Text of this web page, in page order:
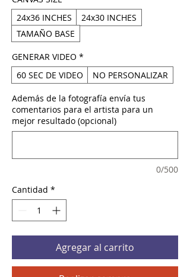
24x36 INCHES
24x30 INCHES
TAMAÑO BASE
GENERAR VIDEO *
60 SEC DE VIDEO
NO PERSONALIZAR
Además de la fotografía envía tus
comentarios para el artista para un
mejor resultado (opcional)
0/500
Cantidad *
Agregar al carrito